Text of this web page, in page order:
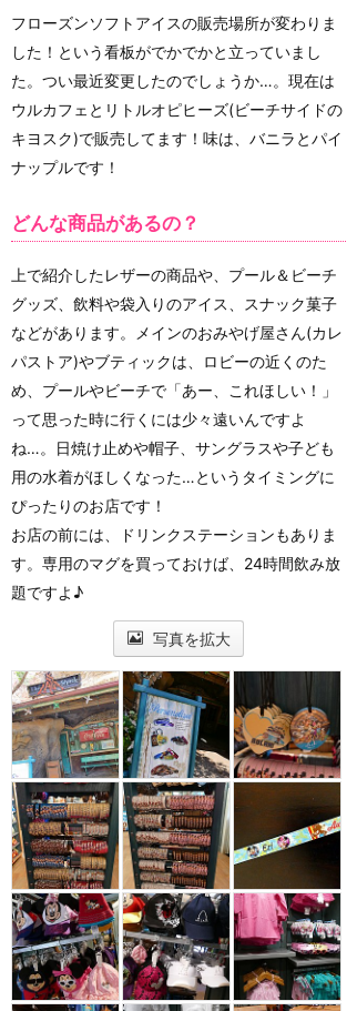
フローズンソフトアイスの販売場所が変わりま
した！という看板がでかでかと立っていまし
た。つい最近変更したのでしょうか…。現在は
ウルカフェとリトルオピヒーズ(ビーチサイドの
キヨスク)で販売してます！味は、バニラとパイ
ナップルです！
どんな商品があるの？
上で紹介したレザーの商品や、プール＆ビーチ
グッズ、飲料や袋入りのアイス、スナック菓子
などがあります。メインのおみやげ屋さん(カレ
パストア)やブティックは、ロビーの近くのた
め、プールやビーチで「あー、これほしい！」
って思った時に行くには少々遠いんですよ
ね…。日焼け止めや帽子、サングラスや子ども
用の水着がほしくなった…というタイミングに
ぴったりのお店です！
お店の前には、ドリンクステーションもありま
す。専用のマグを買っておけば、24時間飲み放
題ですよ♪
写真を拡大